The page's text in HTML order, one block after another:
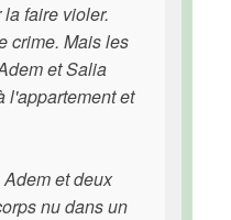
faire violer.
crime. Mais les
et Salia
l'appartement et
et deux
nu dans un